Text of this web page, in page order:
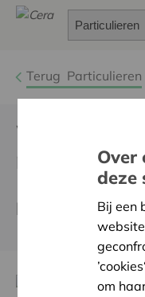
Terug Particulieren
Wat doe jij
redden?
Iedereen
Over
deze
Bij een
om